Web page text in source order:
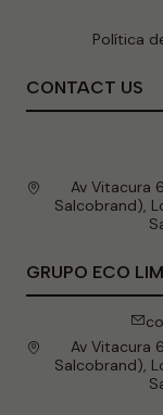
Política
CONTACT US
Av Vitacura
Salcobrand),
GRUPO ECO
Av Vitacura
Salcobrand),